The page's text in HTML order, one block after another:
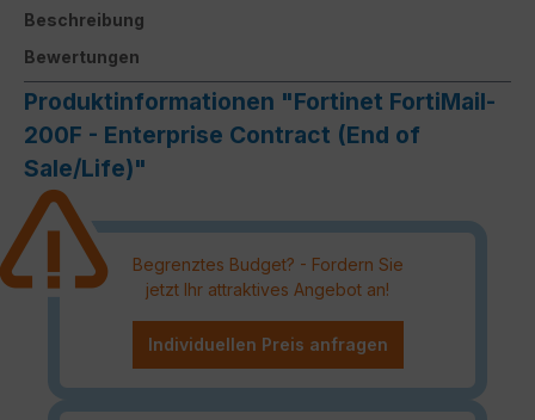
Beschreibung
Bewertungen
Produktinformationen "Fortinet FortiMail-
200F - Enterprise Contract (End of
Sale/Life)"
Begrenztes Budget? - Fordern Sie
jetzt Ihr attraktives Angebot an!
Individuellen Preis anfragen